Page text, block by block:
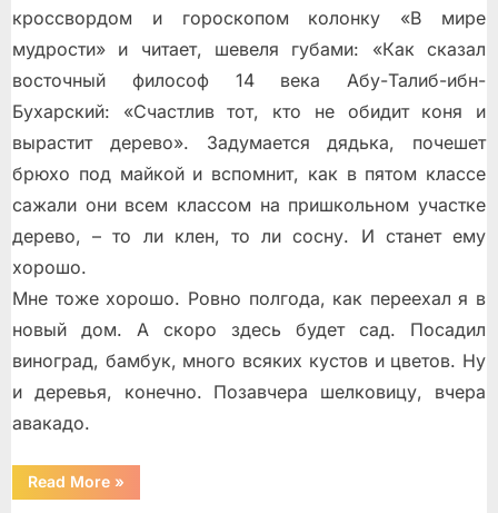
кроссвордом и гороскопом колонку «В мире
мудрости» и читает, шевеля губами: «Как сказал
восточный философ 14 века Абу-Талиб-ибн-
Бухарский: «Счастлив тот, кто не обидит коня и
вырастит дерево». Задумается дядька, почешет
брюхо под майкой и вспомнит, как в пятом классе
сажали они всем классом на пришкольном участке
дерево, – то ли клен, то ли сосну. И станет ему
хорошо.
Мне тоже хорошо. Ровно полгода, как переехал я в
новый дом. А скоро здесь будет сад. Посадил
виноград, бамбук, много всяких кустов и цветов. Ну
и деревья, конечно. Позавчера шелковицу, вчера
авакадо.
Read More“Посади
дерево”
»